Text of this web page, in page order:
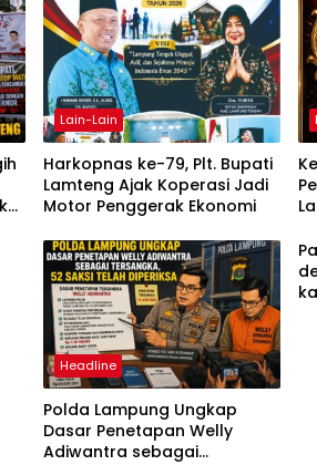
Lain-Lain
Harkopnas ke-79, Plt. Bupati
Lamteng Ajak Koperasi Jadi
Motor Penggerak Ekonomi
Headline
Polda Lampung Ungkap
Dasar Penetapan Welly
Adiwantra sebagai